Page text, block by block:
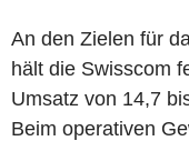
An den Zielen für
hält die Swisscom
Umsatz von 14,7
Beim operativen